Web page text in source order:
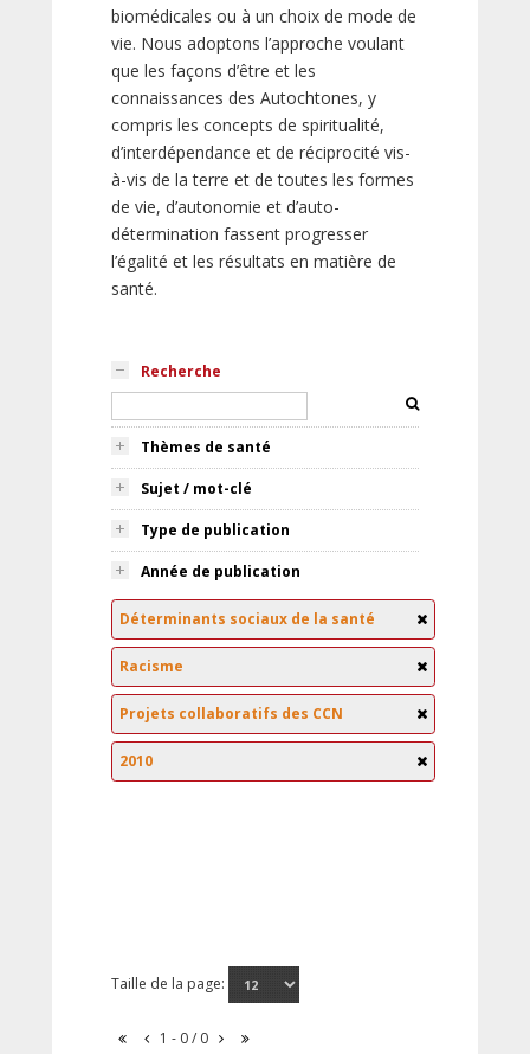
biomédicales ou à un choix de mode de
vie. Nous adoptons l’approche voulant
que les façons d’être et les
connaissances des Autochtones, y
compris les concepts de spiritualité,
d’interdépendance et de réciprocité vis-
à-vis de la terre et de toutes les formes
de vie, d’autonomie et d’auto-
détermination fassent progresser
l’égalité et les résultats en matière de
santé.
Recherche
Thèmes de santé
Sujet / mot-clé
Type de publication
Année de publication
Déterminants sociaux de la santé
Racisme
Projets collaboratifs des CCN
2010
Taille de la page:
1 - 0 / 0